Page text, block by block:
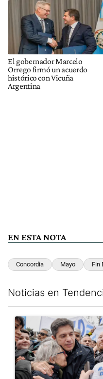
El gobernador Marcelo
Orrego firmó un acuerdo
histórico con Vicuña
Argentina
EN ESTA NOTA
Concordia Mayo Fin
Noticias en
Un artículo de tendencia